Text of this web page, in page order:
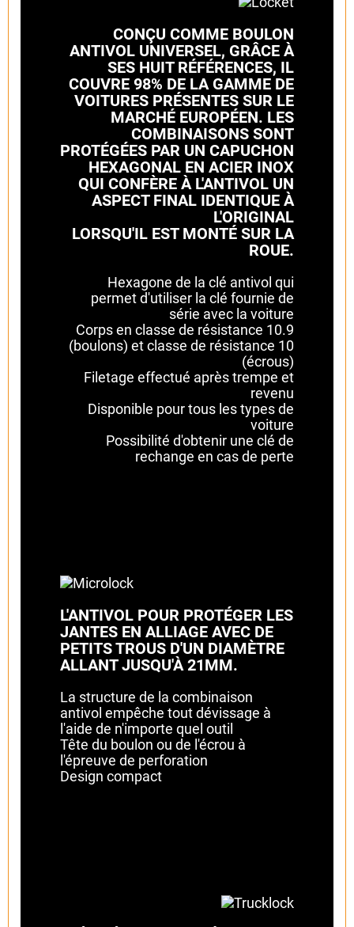
CONÇU COMME BOULON
ANTIVOL UNIVERSEL, GRÂCE À
SES HUIT RÉFÉRENCES, IL
COUVRE 98% DE LA GAMME DE
VOITURES PRÉSENTES SUR LE
MARCHÉ EUROPÉEN. LES
COMBINAISONS SONT
PROTÉGÉES PAR UN CAPUCHON
HEXAGONAL EN ACIER INOX
QUI CONFÈRE À L'ANTIVOL UN
ASPECT FINAL IDENTIQUE À
L'ORIGINAL
LORSQU'IL EST MONTÉ SUR LA
ROUE.
Hexagone de la clé antivol qui
permet d'utiliser la clé fournie de
série avec la voiture
Corps en classe de résistance 10.9
(boulons) et classe de résistance 10
(écrous)
Filetage effectué après trempe et
revenu
Disponible pour tous les types de
voiture
Possibilité d'obtenir une clé de
rechange en cas de perte
L'ANTIVOL POUR PROTÉGER LES
JANTES EN ALLIAGE AVEC DE
PETITS TROUS D'UN DIAMÈTRE
ALLANT JUSQU'À 21MM.
La structure de la combinaison
antivol empêche tout dévissage à
l'aide de n'importe quel outil
Tête du boulon ou de l'écrou à
l'épreuve de perforation
Design compact